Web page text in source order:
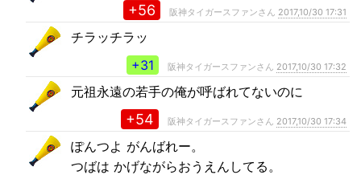
+56 阪神タイガースファンさん 2017,10/30 17:31
チラッチラッ
+31
阪神タイガースファンさん 2017,10/30 17:32
元祖永遠の若手の俺が呼ばれてないのに
+54 阪神タイガースファンさん 2017,10/30 17:34
ぽんつよ がんばれー。
つばは かげながらおうえんしてる。